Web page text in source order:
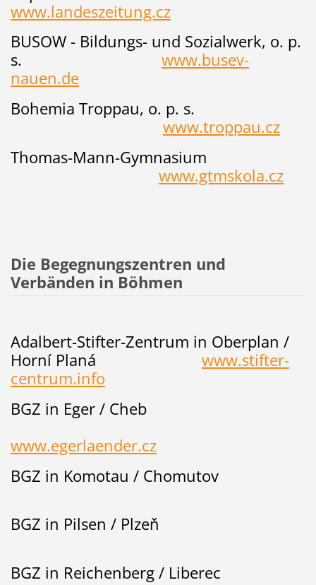
www.landeszeitung.cz
BUSOW - Bildungs- und Sozialwerk, o. p.
s. www.busev-
nauen.de
Bohemia Troppau, o. p. s.
www.troppau.cz
Thomas-Mann-Gymnasium
www.gtmskola.cz
Die Begegnungszentren und
Verbänden in Böhmen
Adalbert-Stifter-Zentrum in Oberplan /
Horní Planá www.stifter-
centrum.info
BGZ in Eger / Cheb
www.egerlaender.cz
BGZ in Komotau / Chomutov
BGZ in Pilsen / Plzeň
BGZ in Reichenberg / Liberec